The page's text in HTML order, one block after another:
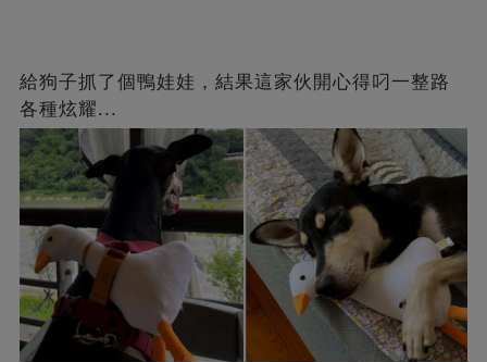
給狗子抓了個鴨娃娃，結果這家伙開心得叼一整路
各種炫耀...